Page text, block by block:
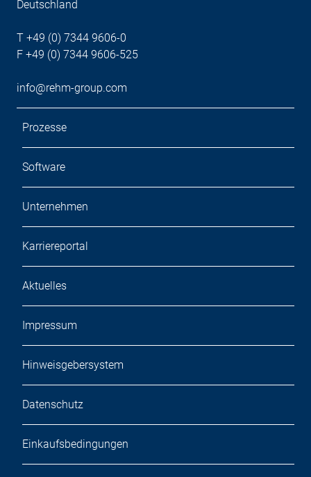
Deutschland
T +49 (0) 7344 9606-0
F +49 (0) 7344 9606-525
info@rehm-group.com
Prozesse
Software
Unternehmen
Karriereportal
Aktuelles
Impressum
Hinweisgebersystem
Datenschutz
Einkaufsbedingungen